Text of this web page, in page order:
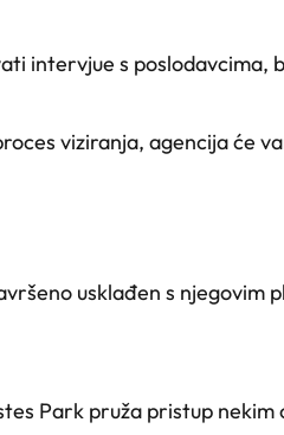
intervjue s
viziranja, agencija će
usklađen s
Park pruža pristup